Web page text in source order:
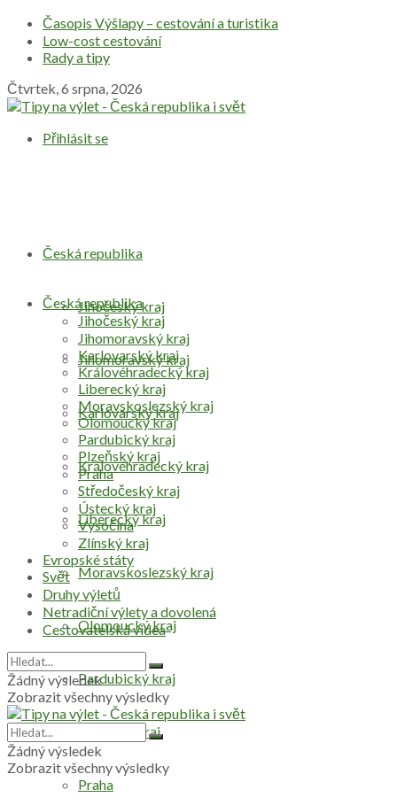
Časopis Výšlapy – cestování a turistika
Low-cost cestování
Rady a tipy
Čtvrtek, 6 srpna, 2026
Přihlásit se
Česká republika
Jihočeský kraj
Jihomoravský kraj
Karlovarský kraj
Královéhradecký kraj
Liberecký kraj
Moravskoslezský kraj
Olomoucký kraj
Pardubický kraj
Plzeňský kraj
Praha
Česká republika
Jihočeský kraj
Jihomoravský kraj
Karlovarský kraj
Královéhradecký kraj
Liberecký kraj
Moravskoslezský kraj
Olomoucký kraj
Pardubický kraj
Plzeňský kraj
Praha
Středočeský kraj
Ústecký kraj
Vysočina
Zlínský kraj
Evropské státy
Svět
Druhy výletů
Netradiční výlety a dovolená
Cestovatelská videa
Žádný výsledek
Zobrazit všechny výsledky
Žádný výsledek
Zobrazit všechny výsledky